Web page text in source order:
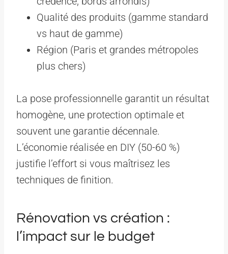
Qualité des produits (gamme standard
vs haut de gamme)
Région (Paris et grandes métropoles
plus chers)
La pose professionnelle garantit un résultat
homogène, une protection optimale et
souvent une garantie décennale.
L’économie réalisée en DIY (50-60 %)
justifie l’effort si vous maîtrisez les
techniques de finition.
Rénovation vs création :
l’impact sur le budget